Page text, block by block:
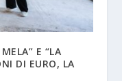
E “LA
DI EURO, LA